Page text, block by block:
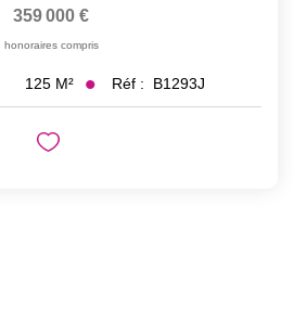
359 000 €
honoraires compris
125 M² Réf : B1293J